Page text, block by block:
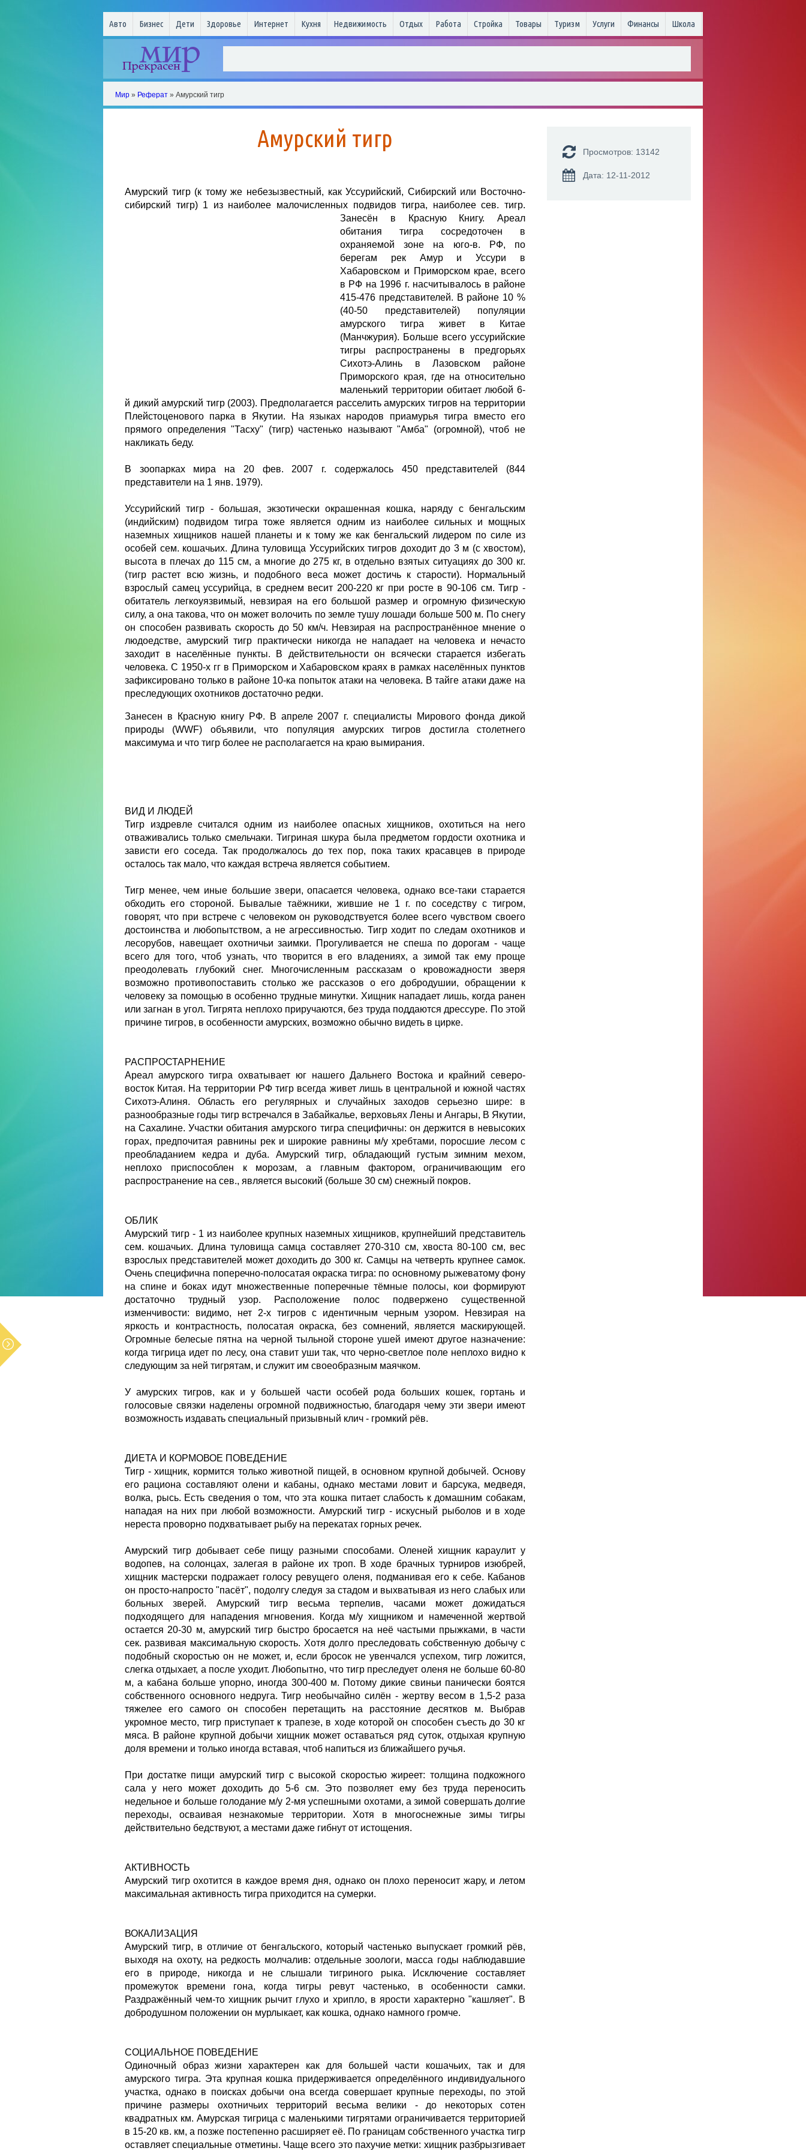
Авто Бизнес Дети Здоровье Интернет Кухня Недвижимость Отдых Работа Стройка Товары Туризм Услуги Финансы Школа
Мир » Реферат » Амурский тигр
Амурский тигр
Амурский тигр (к тому же небезызвестный, как Уссурийский, Сибирский или Восточно-
сибирский тигр) 1 из наиболее малочисленных подвидов тигра, наиболее сев. тигр.
Занесён в Красную Книгу. Ареал
обитания тигра сосредоточен в
охраняемой зоне на юго-в. РФ, по
берегам рек Амур и Уссури в
Хабаровском и Приморском крае, всего
в РФ на 1996 г. насчитывалось в районе
415-476 представителей. В районе 10 %
(40-50 представителей) популяции
амурского тигра живет в Китае
(Манчжурия). Больше всего уссурийские
тигры распространены в предгорьях
Сихотэ-Алинь в Лазовском районе
Приморского края, где на относительно
маленький территории обитает любой 6-
й дикий амурский тигр (2003). Предполагается расселить амурских тигров на территории
Плейстоценового парка в Якутии. На языках народов приамурья тигра вместо его
прямого определения "Тасху" (тигр) частенько называют "Амба" (огромной), чтоб не
накликать беду.
В зоопарках мира на 20 фев. 2007 г. содержалось 450 представителей (844
представители на 1 янв. 1979).
Уссурийский тигр - большая, экзотически окрашенная кошка, наряду с бенгальским
(индийским) подвидом тигра тоже является одним из наиболее сильных и мощных
наземных хищников нашей планеты и к тому же как бенгальский лидером по силе из
особей сем. кошачьих. Длина туловища Уссурийских тигров доходит до 3 м (с хвостом),
высота в плечах до 115 см, а многие до 275 кг, в отдельно взятых ситуациях до 300 кг.
(тигр растет всю жизнь, и подобного веса может достичь к старости). Нормальный
взрослый самец уссурийца, в среднем весит 200-220 кг при росте в 90-106 см. Тигр -
обитатель легкоуязвимый, невзирая на его большой размер и огромную физическую
силу, а она такова, что он может волочить по земле тушу лошади больше 500 м. По снегу
он способен развивать скорость до 50 км/ч. Невзирая на распространённое мнение о
людоедстве, амурский тигр практически никогда не нападает на человека и нечасто
заходит в населённые пункты. В действительности он всячески старается избегать
человека. С 1950-х гг в Приморском и Хабаровском краях в рамках населённых пунктов
зафиксировано только в районе 10-ка попыток атаки на человека. В тайге атаки даже на
преследующих охотников достаточно редки.
Занесен в Красную книгу РФ. В апреле 2007 г. специалисты Мирового фонда дикой
природы (WWF) объявили, что популяция амурских тигров достигла столетнего
максимума и что тигр более не располагается на краю вымирания.
ВИД И ЛЮДЕЙ
Тигр издревле считался одним из наиболее опасных хищников, охотиться на него
отваживались только смельчаки. Тигриная шкура была предметом гордости охотника и
зависти его соседа. Так продолжалось до тех пор, пока таких красавцев в природе
осталось так мало, что каждая встреча является событием.
Тигр менее, чем иные большие звери, опасается человека, однако все-таки старается
обходить его стороной. Бывалые таёжники, жившие не 1 г. по соседству с тигром,
говорят, что при встрече с человеком он руководствуется более всего чувством своего
достоинства и любопытством, а не агрессивностью. Тигр ходит по следам охотников и
лесорубов, навещает охотничьи заимки. Прогуливается не спеша по дорогам - чаще
всего для того, чтоб узнать, что творится в его владениях, а зимой так ему проще
преодолевать глубокий снег. Многочисленным рассказам о кровожадности зверя
возможно противопоставить столько же рассказов о его добродушии, обращении к
человеку за помощью в особенно трудные минутки. Хищник нападает лишь, когда ранен
или загнан в угол. Тигрята неплохо приручаются, без труда поддаются дрессуре. По этой
причине тигров, в особенности амурских, возможно обычно видеть в цирке.
РАСПРОСТАРНЕНИЕ
Ареал амурского тигра охватывает юг нашего Дальнего Востока и крайний северо-
восток Китая. На территории РФ тигр всегда живет лишь в центральной и южной частях
Сихотэ-Алиня. Область его регулярных и случайных заходов серьезно шире: в
разнообразные годы тигр встречался в Забайкалье, верховьях Лены и Ангары, В Якутии,
на Сахалине. Участки обитания амурского тигра специфичны: он держится в невысоких
горах, предпочитая равнины рек и широкие равнины м/у хребтами, поросшие лесом с
преобладанием кедра и дуба. Амурский тигр, обладающий густым зимним мехом,
неплохо приспособлен к морозам, а главным фактором, ограничивающим его
распространение на сев., является высокий (больше 30 см) снежный покров.
ОБЛИК
Амурский тигр - 1 из наиболее крупных наземных хищников, крупнейший представитель
сем. кошачьих. Длина туловища самца составляет 270-310 см, хвоста 80-100 см, вес
взрослых представителей может доходить до 300 кг. Самцы на четверть крупнее самок.
Очень специфична поперечно-полосатая окраска тигра: по основному рыжеватому фону
на спине и боках идут множественные поперечные тёмные полосы, кои формируют
достаточно трудный узор. Расположение полос подвержено существенной
изменчивости: видимо, нет 2-х тигров с идентичным черным узором. Невзирая на
яркость и контрастность, полосатая окраска, без сомнений, является маскирующей.
Огромные белесые пятна на черной тыльной стороне ушей имеют другое назначение:
когда тигрица идет по лесу, она ставит уши так, что черно-светлое поле неплохо видно к
следующим за ней тигрятам, и служит им своеобразным маячком.
У амурских тигров, как и у большей части особей рода больших кошек, гортань и
голосовые связки наделены огромной подвижностью, благодаря чему эти звери имеют
возможность издавать специальный призывный клич - громкий рёв.
ДИЕТА И КОРМОВОЕ ПОВЕДЕНИЕ
Тигр - хищник, кормится только животной пищей, в основном крупной добычей. Основу
его рациона составляют олени и кабаны, однако местами ловит и барсука, медведя,
волка, рысь. Есть сведения о том, что эта кошка питает слабость к домашним собакам,
нападая на них при любой возможности. Амурский тигр - искусный рыболов и в ходе
нереста проворно подхватывает рыбу на перекатах горных речек.
Амурский тигр добывает себе пищу разными способами. Оленей хищник караулит у
водопев, на солонцах, залегая в районе их троп. В ходе брачных турниров изюбрей,
хищник мастерски подражает голосу ревущего оленя, подманивая его к себе. Кабанов
он просто-напросто "пасёт", подолгу следуя за стадом и выхватывая из него слабых или
больных зверей. Амурский тигр весьма терпелив, часами может дожидаться
подходящего для нападения мгновения. Когда м/у хищником и намеченной жертвой
остается 20-30 м, амурский тигр быстро бросается на неё частыми прыжками, в части
сек. развивая максимальную скорость. Хотя долго преследовать собственную добычу с
подобный скоростью он не может, и, если бросок не увенчался успехом, тигр ложится,
слегка отдыхает, а после уходит. Любопытно, что тигр преследует оленя не больше 60-80
м, а кабана больше упорно, иногда 300-400 м. Потому дикие свиньи панически боятся
собственного основного недруга. Тигр необычайно силён - жертву весом в 1,5-2 раза
тяжелее его самого он способен перетащить на расстояние десятков м. Выбрав
укромное место, тигр приступает к трапезе, в ходе которой он способен съесть до 30 кг
мяса. В районе крупной добычи хищник может оставаться ряд суток, отдыхая крупную
доля времени и только иногда вставая, чтоб напиться из ближайшего ручья.
При достатке пищи амурский тигр с высокой скоростью жиреет: толщина подкожного
сала у него может доходить до 5-6 см. Это позволяет ему без труда переносить
недельное и больше голодание м/у 2-мя успешными охотами, а зимой совершать долгие
переходы, осваивая незнакомые территории. Хотя в многоснежные зимы тигры
действительно бедствуют, а местами даже гибнут от истощения.
АКТИВНОСТЬ
Амурский тигр охотится в каждое время дня, однако он плохо переносит жару, и летом
максимальная активность тигра приходится на сумерки.
ВОКАЛИЗАЦИЯ
Амурский тигр, в отличие от бенгальского, который частенько выпускает громкий рёв,
выходя на охоту, на редкость молчалив: отдельные зоологи, масса годы наблюдавшие
его в природе, никогда и не слышали тигриного рыка. Исключение составляет
промежуток времени гона, когда тигры ревут частенько, в особенности самки.
Раздражённый чем-то хищник рычит глухо и хрипло, в ярости характерно "кашляет". В
добродушном положении он мурлыкает, как кошка, однако намного громче.
СОЦИАЛЬНОЕ ПОВЕДЕНИЕ
Одиночный образ жизни характерен как для большей части кошачьих, так и для
амурского тигра. Эта крупная кошка придерживается определённого индивидуального
участка, однако в поисках добычи она всегда совершает крупные переходы, по этой
причине размеры охотничьих территорий весьма велики - до некоторых сотен
квадратных км. Амурская тигрица с маленькими тигрятами ограничивается территорией
в 15-20 кв. км, а позже постепенно расширяет её. По границам собственного участка тигр
оставляет специальные отметины. Чаще всего это пахучие метки: хищник разбрызгивает
Просмотров: 13142
Дата: 12-11-2012